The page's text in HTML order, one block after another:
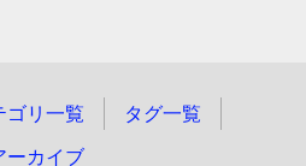
ゴリ一覧 タグ一覧
ーカイブ